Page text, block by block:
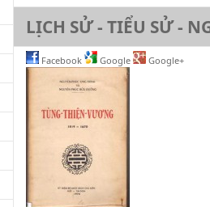
LỊCH SỬ - TIỂU SỬ -
Facebook Google Google+